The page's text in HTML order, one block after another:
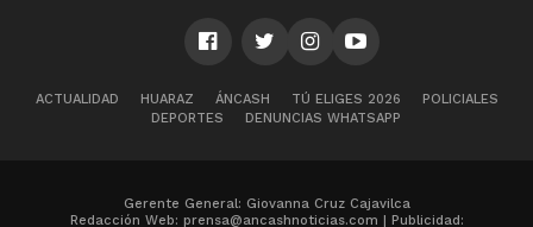
ACTUALIDAD HUARAZ ÁNCASH TÚ ELIGES 2026
POLICIALES
DEPORTES
DENUNCIAS WHATSAPP
Gerente General: Giovanna Cruz Cajavilca
Redacción Web: prensa@ancashnoticias.com | Publicidad: